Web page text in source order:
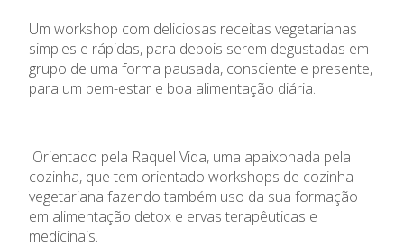
Um workshop com deliciosas receitas vegetarianas
simples e rápidas, para depois serem degustadas em
grupo de uma forma pausada, consciente e presente,
para um bem-estar e boa alimentação diária.
Orientado pela Raquel Vida, uma apaixonada pela
cozinha, que tem orientado workshops de cozinha
vegetariana fazendo também uso da sua formação
em alimentação detox e ervas terapêuticas e
medicinais.